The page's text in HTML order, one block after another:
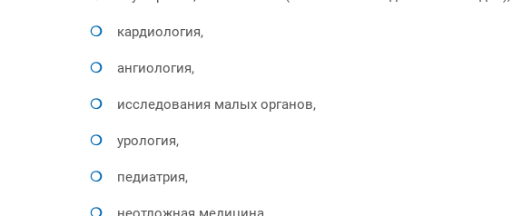
кардиология,
ангиология,
исследования малых органов,
урология,
педиатрия,